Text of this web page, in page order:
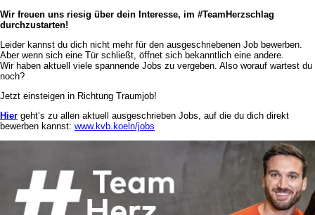
Wir freuen uns riesig über dein Interesse, im #TeamHerzschlag
durchzustarten!
Leider kannst du dich nicht mehr für den ausgeschriebenen Job bewerben.
Aber wenn sich eine Tür schließt, öffnet sich bekanntlich eine andere.
Wir haben aktuell viele spannende Jobs zu vergeben. Also worauf wartest du
noch?
Jetzt einsteigen in Richtung Traumjob!
Hier geht’s zu allen aktuell ausgeschrieben Jobs, auf die du dich direkt
bewerben kannst: www.kvb.koeln/jobs